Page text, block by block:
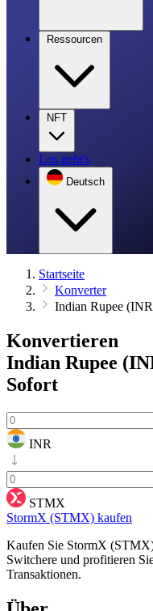
Ressourcen
NFT
Los geht's
Deutsch
Startseite
Konverter
Indian Rupee
Konvertieren
Indian Rupee
Sofort
INR
STMX
StormX (STMX) kaufen
Kaufen Sie StormX
Switchere und profitieren
Transaktionen.